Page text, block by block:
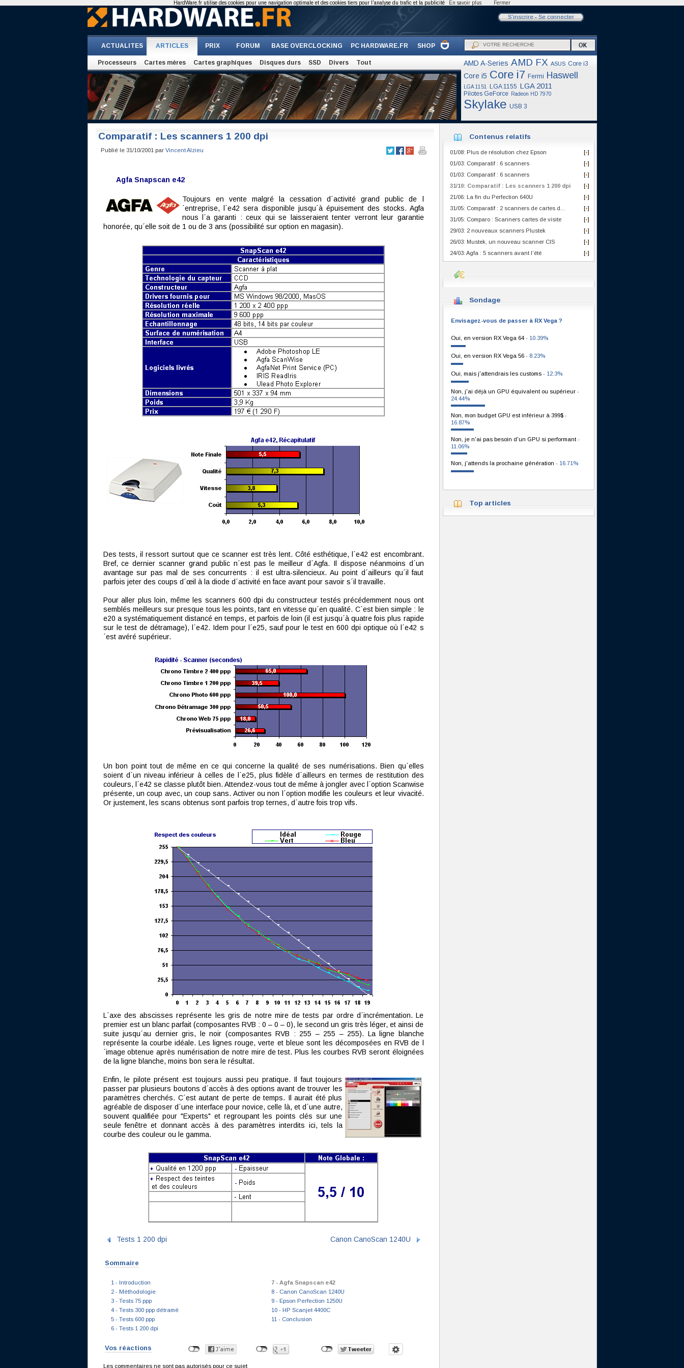
S'inscrire- Se connecter
ACTUALITES ARTICLES PRIX FORUM BASE OVERCLOCKING PC HARDWARE.FR SHOP
Processeurs Cartes mères Cartes graphiques Disques durs SSD Divers Tout AMD A-Series AMD FX ASUS Core i3
Core i5 Core i7 Fermi Haswell
LGA 1151 LGA 1155 LGA 2011
Pilotes GeForce Radeon HD 7970
Skylake USB 3
Comparatif : Les scanners 1 200 dpi
Publié le 31/10/2001 par Vincent Alzieu
Agfa Snapscan e42
Toujours en vente malgré la cessation d´activité grand public de l
´entreprise, l´e42 sera disponible jusqu´à épuisement des stocks. Agfa
nous l´a garanti : ceux qui se laisseraient tenter verront leur garantie
honorée, qu´elle soit de 1 ou de 3 ans (possibilité sur option en magasin).
Des tests, il ressort surtout que ce scanner est très lent. Côté esthétique, l´e42 est encombrant.
Bref, ce dernier scanner grand public n´est pas le meilleur d´Agfa. Il dispose néanmoins d´un
avantage sur pas mal de ses concurrents : il est ultra-silencieux. Au point d´ailleurs qu´il faut
parfois jeter des coups d´œil à la diode d´activité en face avant pour savoir s´il travaille.
Pour aller plus loin, même les scanners 600 dpi du constructeur testés précédemment nous ont
semblés meilleurs sur presque tous les points, tant en vitesse qu´en qualité. C´est bien simple : le
e20 a systématiquement distancé en temps, et parfois de loin (il est jusqu´à quatre fois plus rapide
sur le test de détramage), l´e42. Idem pour l´e25, sauf pour le test en 600 dpi optique où l´e42 s
´est avéré supérieur.
Un bon point tout de même en ce qui concerne la qualité de ses numérisations. Bien qu´elles
soient d´un niveau inférieur à celles de l´e25, plus fidèle d´ailleurs en termes de restitution des
couleurs, l´e42 se classe plutôt bien. Attendez-vous tout de même à jongler avec l´option Scanwise
présente, un coup avec, un coup sans. Activer ou non l´option modifie les couleurs et leur vivacité.
Or justement, les scans obtenus sont parfois trop ternes, d´autre fois trop vifs.
L´axe des abscisses représente les gris de notre mire de tests par ordre d´incrémentation. Le
premier est un blanc parfait (composantes RVB : 0 – 0 – 0), le second un gris très léger, et ainsi de
suite jusqu´au dernier gris, le noir (composantes RVB : 255 – 255 – 255). La ligne blanche
représente la courbe idéale. Les lignes rouge, verte et bleue sont les décomposées en RVB de l
´image obtenue après numérisation de notre mire de test. Plus les courbes RVB seront éloignées
de la ligne blanche, moins bon sera le résultat.
Enfin, le pilote présent est toujours aussi peu pratique. Il faut toujours
passer par plusieurs boutons d´accès à des options avant de trouver les
paramètres cherchés. C´est autant de perte de temps. Il aurait été plus
agréable de disposer d´une interface pour novice, celle là, et d´une autre,
souvent qualifiée pour "Experts" et regroupant les points clés sur une
seule fenêtre et donnant accès à des paramètres interdits ici, tels la
courbe des couleur ou le gamma.
Tests 1 200 dpi Canon CanoScan 1240U
Sommaire
1 - Introduction
2 - Méthodologie
3 - Tests 75 ppp
4 - Tests 300 ppp détramé
5 - Tests 600 ppp
6 - Tests 1 200 dpi
7 - Agfa Snapscan e42
8 - Canon CanoScan 1240U
9 - Epson Perfection 1250U
10 - HP Scanjet 4400C
11 - Conclusion
Vos réactions
Les commentaires ne sont pas autorisés pour ce sujet
Contenus relatifs
[+]
01/08: Plus de résolution chez Epson
[+]
01/03: Comparatif : 6 scanners
[+]
01/03: Comparatif : 6 scanners
[+]
31/10: Comparatif : Les scanners 1 200 dpi
[+]
21/06: La fin du Perfection 640U
[+]
31/05: Comparatif : 2 scanners de cartes d...
[+]
31/05: Comparo : Scanners cartes de visite
[+]
29/03: 2 nouveaux scanners Plustek
[+]
26/03: Mustek, un nouveau scanner CIS
[+]
24/03: Agfa : 5 scanners avant l’été
Sondage
Envisagez-vous de passer à RX Vega ?
Oui, en version RX Vega 64 - 10.39%
Oui, en version RX Vega 56 - 8.23%
Oui, mais j'attendrais les customs - 12.3%
Non, j'ai déjà un GPU équivalent ou supérieur -
24.44%
Non, mon budget GPU est inférieur à 399$ -
16.87%
Non, je n'ai pas besoin d'un GPU si performant -
11.06%
Non, j'attends la prochaine génération - 16.71%
Top articles
HardWare.fr utilise des cookies pour une navigation optimale et des cookies tiers pour l'analyse du trafic et la publicité En savoir plus Fermer